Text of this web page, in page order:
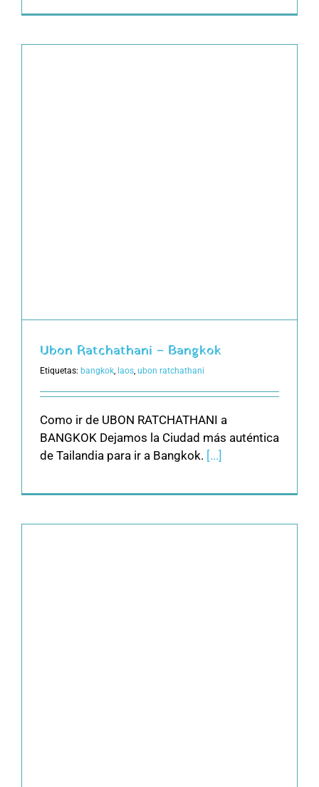
Ubon Ratchathani – Bangkok
Etiquetas: bangkok, laos, ubon ratchathani
Como ir de UBON RATCHATHANI a
BANGKOK Dejamos la Ciudad más auténtica
de Tailandia para ir a Bangkok. [...]